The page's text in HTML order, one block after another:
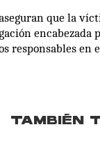
que la
encabezada
responsables en
TAMBIÉN